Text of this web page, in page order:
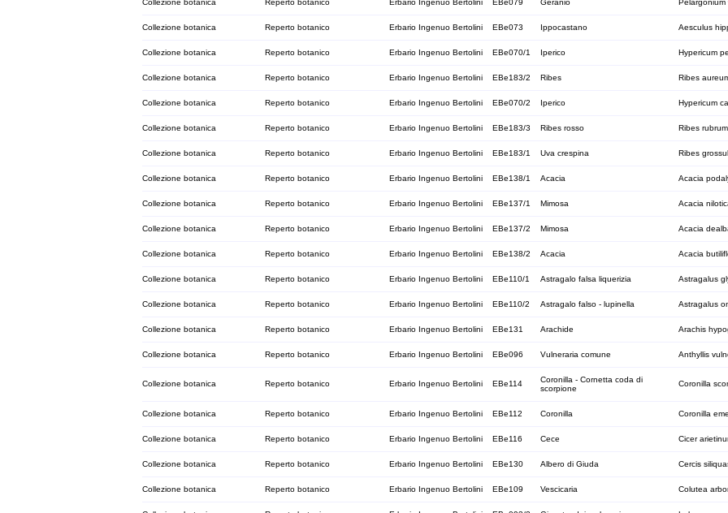
Collezione botanica Reperto botanico Erbario Ingenuo Bertolini EBe079 Geranio Pelargonium
Collezione botanica Reperto botanico Erbario Ingenuo Bertolini EBe073 Ippocastano Aesculus
Collezione botanica Reperto botanico Erbario Ingenuo Bertolini EBe070/1 Iperico Hypericum
Collezione botanica Reperto botanico Erbario Ingenuo Bertolini EBe183/2 Ribes Ribes
Collezione botanica Reperto botanico Erbario Ingenuo Bertolini EBe070/2 Iperico Hypericum
Collezione botanica Reperto botanico Erbario Ingenuo Bertolini EBe183/3 Ribes rosso Ribes rubrum
Collezione botanica Reperto botanico Erbario Ingenuo Bertolini EBe183/1 Uva crespina Ribes
Collezione botanica Reperto botanico Erbario Ingenuo Bertolini EBe138/1 Acacia Acacia
Collezione botanica Reperto botanico Erbario Ingenuo Bertolini EBe137/1 Mimosa Acacia
Collezione botanica Reperto botanico Erbario Ingenuo Bertolini EBe137/2 Mimosa Acacia
Collezione botanica Reperto botanico Erbario Ingenuo Bertolini EBe138/2 Acacia Acacia
Collezione botanica Reperto botanico Erbario Ingenuo Bertolini EBe110/1 Astragalo falsa liquerizia Astragalus
Collezione botanica Reperto botanico Erbario Ingenuo Bertolini EBe110/2 Astragalo falso - lupinella Astragalus
Collezione botanica Reperto botanico Erbario Ingenuo Bertolini EBe131 Arachide Arachis
Collezione botanica Reperto botanico Erbario Ingenuo Bertolini EBe096 Vulneraria comune Anthyllis
Collezione botanica Reperto botanico Erbario Ingenuo Bertolini EBe114
Coronilla - Cornetta coda di
scorpione
Coronilla
Collezione botanica Reperto botanico Erbario Ingenuo Bertolini EBe112 Coronilla Coronilla
Collezione botanica Reperto botanico Erbario Ingenuo Bertolini EBe116 Cece Cicer
Collezione botanica Reperto botanico Erbario Ingenuo Bertolini EBe130 Albero di Giuda Cercis
Collezione botanica Reperto botanico Erbario Ingenuo Bertolini EBe109 Vescicaria Colutea